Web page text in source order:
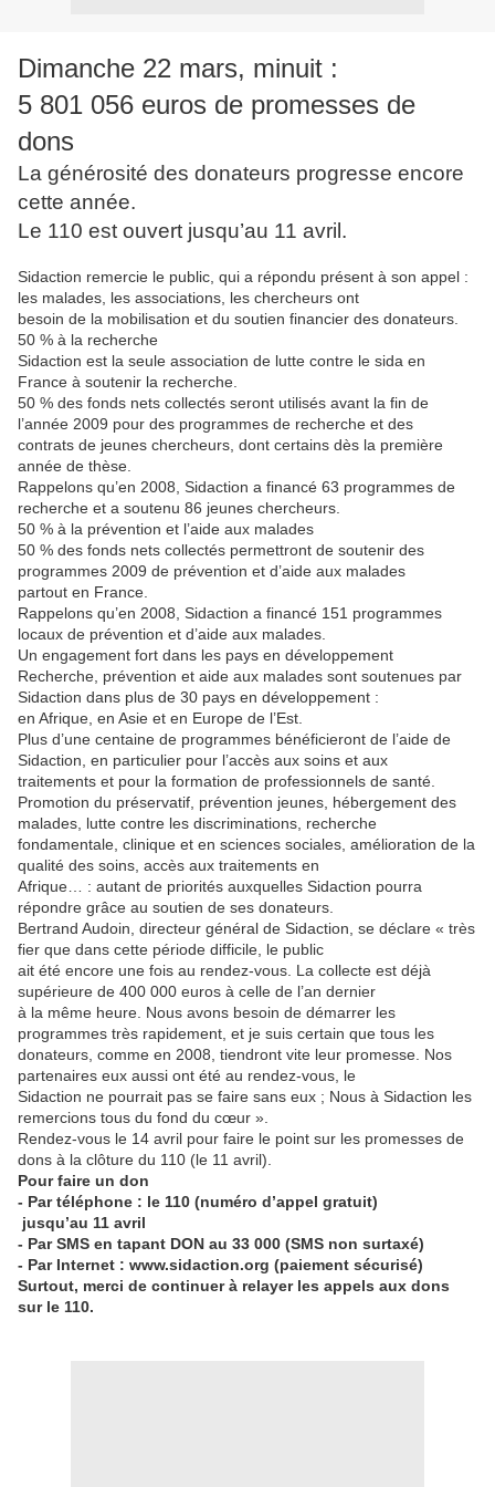
Dimanche 22 mars, minuit :
5 801 056 euros de promesses de
dons
La générosité des donateurs progresse encore
cette année.
Le 110 est ouvert jusqu’au 11 avril.
Sidaction remercie le public, qui a répondu présent à son appel :
les malades, les associations, les chercheurs ont
besoin de la mobilisation et du soutien financier des donateurs.
50 % à la recherche
Sidaction est la seule association de lutte contre le sida en
France à soutenir la recherche.
50 % des fonds nets collectés seront utilisés avant la fin de
l’année 2009 pour des programmes de recherche et des
contrats de jeunes chercheurs, dont certains dès la première
année de thèse.
Rappelons qu’en 2008, Sidaction a financé 63 programmes de
recherche et a soutenu 86 jeunes chercheurs.
50 % à la prévention et l’aide aux malades
50 % des fonds nets collectés permettront de soutenir des
programmes 2009 de prévention et d’aide aux malades
partout en France.
Rappelons qu’en 2008, Sidaction a financé 151 programmes
locaux de prévention et d’aide aux malades.
Un engagement fort dans les pays en développement
Recherche, prévention et aide aux malades sont soutenues par
Sidaction dans plus de 30 pays en développement :
en Afrique, en Asie et en Europe de l’Est.
Plus d’une centaine de programmes bénéficieront de l’aide de
Sidaction, en particulier pour l’accès aux soins et aux
traitements et pour la formation de professionnels de santé.
Promotion du préservatif, prévention jeunes, hébergement des
malades, lutte contre les discriminations, recherche
fondamentale, clinique et en sciences sociales, amélioration de la
qualité des soins, accès aux traitements en
Afrique… : autant de priorités auxquelles Sidaction pourra
répondre grâce au soutien de ses donateurs.
Bertrand Audoin, directeur général de Sidaction, se déclare « très
fier que dans cette période difficile, le public
ait été encore une fois au rendez-vous. La collecte est déjà
supérieure de 400 000 euros à celle de l’an dernier
à la même heure. Nous avons besoin de démarrer les
programmes très rapidement, et je suis certain que tous les
donateurs, comme en 2008, tiendront vite leur promesse. Nos
partenaires eux aussi ont été au rendez-vous, le
Sidaction ne pourrait pas se faire sans eux ; Nous à Sidaction les
remercions tous du fond du cœur ».
Rendez-vous le 14 avril pour faire le point sur les promesses de
dons à la clôture du 110 (le 11 avril).
Pour faire un don
- Par téléphone : le 110 (numéro d’appel gratuit)
jusqu’au 11 avril
- Par SMS en tapant DON au 33 000 (SMS non surtaxé)
- Par Internet : www.sidaction.org (paiement sécurisé)
Surtout, merci de continuer à relayer les appels aux dons
sur le 110.